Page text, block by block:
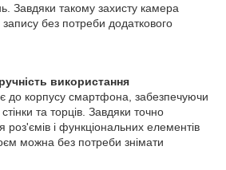
Завдяки такому захисту камера
без потреби додаткового
використання
до корпусу смартфона, забезпечуючи
та торців. Завдяки точно
роз'ємів і функціональних елементів
можна без потреби знімати